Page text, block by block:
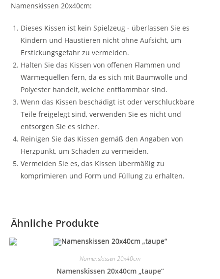
Namenskissen 20x40cm:
Dieses Kissen ist kein Spielzeug - überlassen Sie es
Kindern und Haustieren nicht ohne Aufsicht, um
Erstickungsgefahr zu vermeiden.
Halten Sie das Kissen von offenen Flammen und
Wärmequellen fern, da es sich mit Baumwolle und
Polyester handelt, welche entflammbar sind.
Wenn das Kissen beschädigt ist oder verschluckbare
Teile freigelegt sind, verwenden Sie es nicht und
entsorgen Sie es sicher.
Reinigen Sie das Kissen gemäß den Angaben von
Herzpunkt, um Schäden zu vermeiden.
Vermeiden Sie es, das Kissen übermäßig zu
komprimieren und Form und Füllung zu erhalten.
Ähnliche Produkte
Namenskissen 20x40cm
Namenskissen 20x40cm „taupe“